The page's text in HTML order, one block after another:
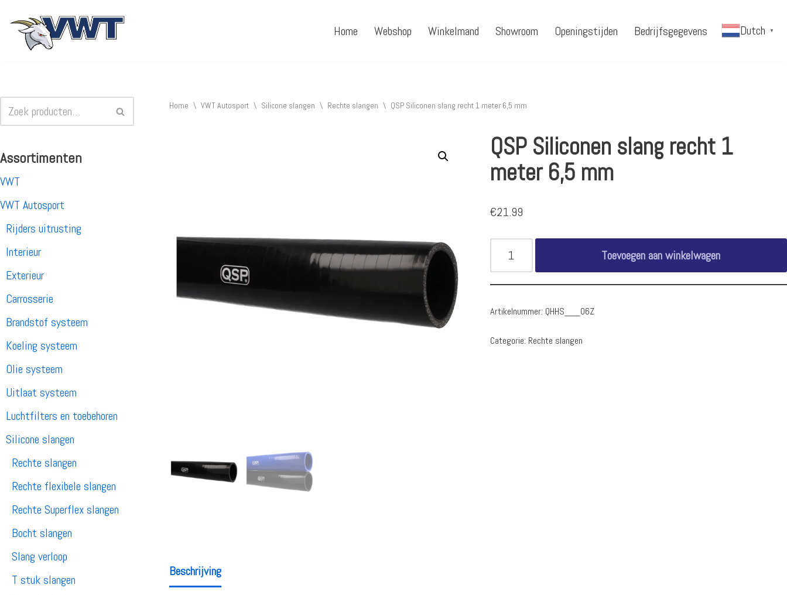
Ga
Home Webshop Winkelmand Showroom Openingstijden Bedrijfsgegevens Dutch ▼
Assortimenten
VWT
VWT Autosport
Rijders uitrusting
Interieur
Exterieur
Carrosserie
Brandstof systeem
Koeling systeem
Olie systeem
Uitlaat systeem
Luchtfilters en toebehoren
Silicone slangen
Rechte slangen
Rechte flexibele slangen
Rechte Superflex slangen
Bocht slangen
Slang verloop
T stuk slangen
Home \ VWT Autosport \ Silicone slangen \ Rechte slangen \ QSP Siliconen slang recht 1 meter 6,5 mm
QSP Siliconen slang recht 1
meter 6,5 mm
€21.99
Toevoegen aan winkelwagen
Artikelnummer: QHHS___06Z
Categorie: Rechte slangen
Beschrijving